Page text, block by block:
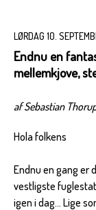
LØRDAG 10.
Endnu en
mellemkjove,
af Sebastian
Hola folkens
Endnu en gang er
vestligste
igen i dag... Lige